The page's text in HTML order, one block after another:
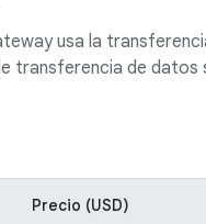
usa la
transferencia de datos
Precio (USD)